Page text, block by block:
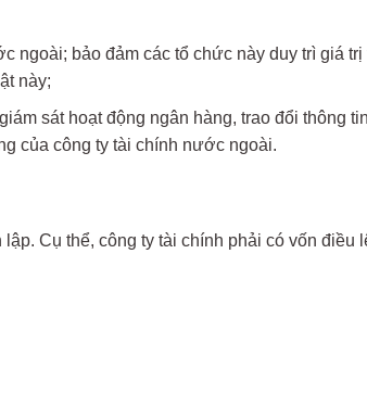
ngoài; bảo đảm các tổ chức này duy trì giá
này;
sát hoạt động ngân hàng, trao đổi thông
của công ty tài chính nước ngoài.
Cụ thể, công ty tài chính phải có vốn điều